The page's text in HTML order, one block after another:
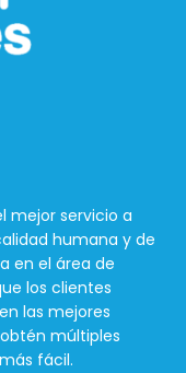
mejor servicio a
humana y de
en el área de
los clientes
las mejores
múltiples
fácil.